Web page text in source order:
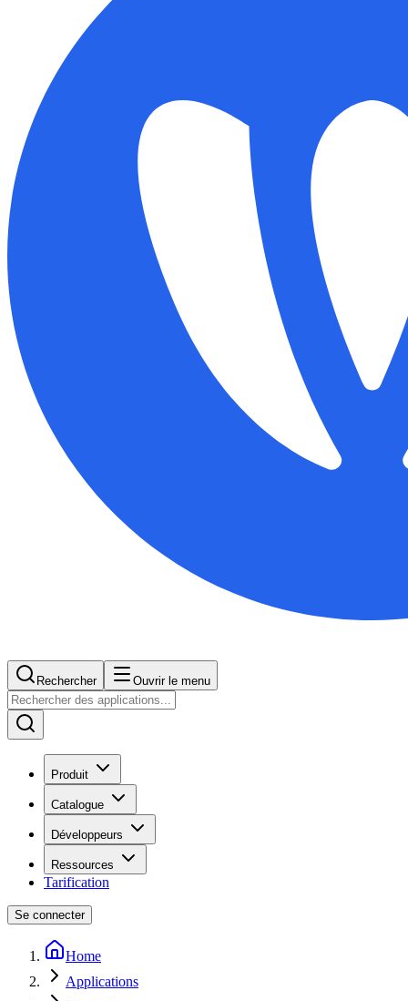
Rechercher Ouvrir le menu
Produit
Catalogue
Développeurs
Ressources
Tarification
Se connecter
Home
Applications